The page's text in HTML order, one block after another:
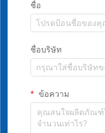
ชื่อ
ชื่อบริษัท
ข้อความ